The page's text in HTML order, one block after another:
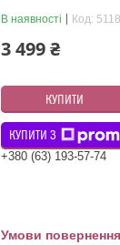
В наявності Код:
3 499 ₴
КУПИТИ
КУПИТИ З
+380 (63) 193-57-74